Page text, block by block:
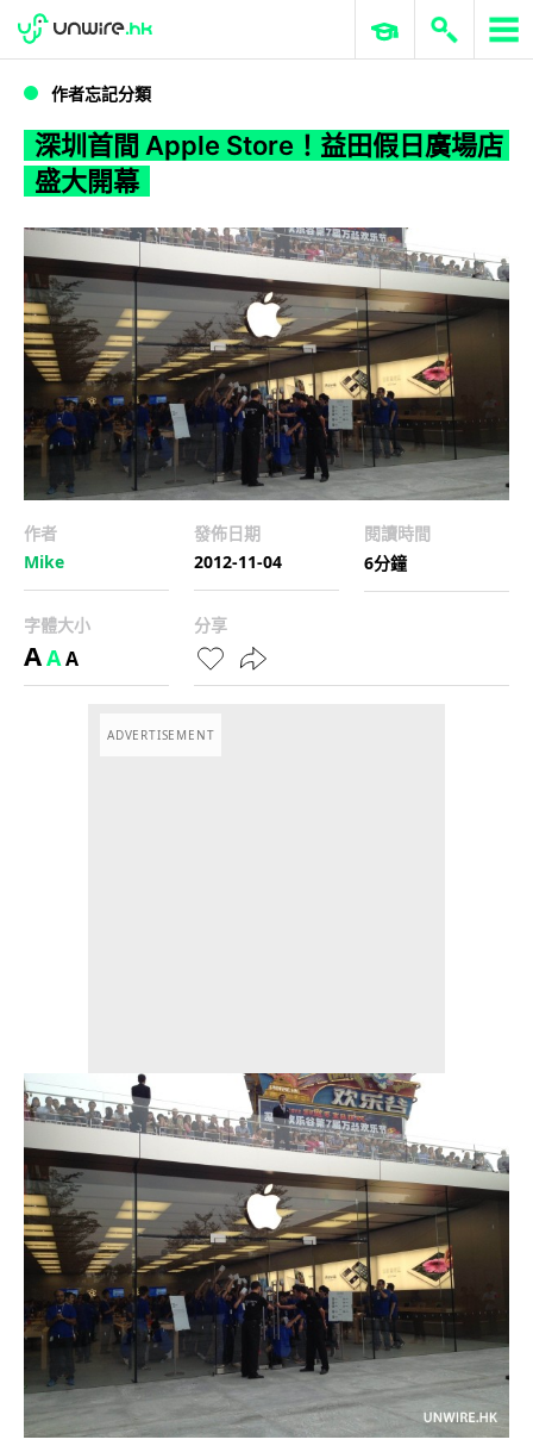
WWDC 2026 ERP 與商業 AI
作者忘記分類
深圳首間 Apple Store！益田假日廣場店
盛大開幕
作者
Mike
發佈日期
2012-11-04
閱讀時間
6分鐘
字體大小
AAA
分享
ADVERTISEMENT